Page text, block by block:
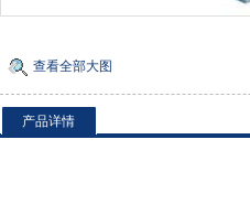
查看全部大图
产品详情